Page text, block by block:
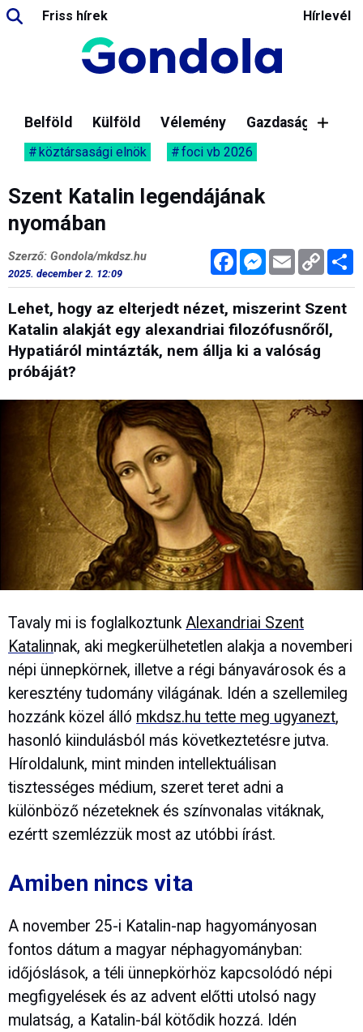
Friss hírek Hírlevél
Belföld Külföld Vélemény Gazdaság
köztársasági elnök foci vb 2026
Szent Katalin legendájának
nyomában
FacebookMessenger
Email Copy
Link
Szerző: Gondola/mkdsz.hu
2025. december 2. 12:09
Lehet, hogy az elterjedt nézet, miszerint Szent
Katalin alakját egy alexandriai filozófusnőről,
Hypatiáról mintázták, nem állja ki a valóság
próbáját?
Tavaly mi is foglalkoztunkAlexandriai Szent
Katalinnak, aki megkerülhetetlen alakja a novemberi
népi ünnepkörnek, illetve a régi bányavárosok és a
keresztény tudomány világának. Idén a szellemileg
hozzánk közel álló mkdsz.hu tette meg ugyanezt,
hasonló kiindulásból más következtetésre jutva.
Híroldalunk, mint minden intellektuálisan
tisztességes médium, szeret teret adni a
különböző nézeteknek és színvonalas vitáknak,
ezértt szemlézzük most az utóbbi írást.
Amiben nincs vita
A november 25-i Katalin-nap hagyományosan
fontos dátum a magyar néphagyományban:
időjóslások, a téli ünnepkörhöz kapcsolódó népi
megfigyelések és az advent előtti utolsó nagy
mulatság, a Katalin-bál kötődik hozzá. Idén